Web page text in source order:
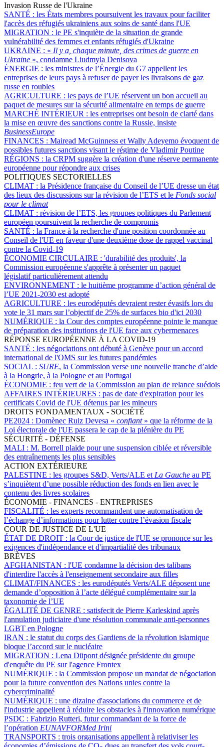
Invasion Russe de l'Ukraine
SANTÉ : les États membres poursuivent les travaux pour faciliter
l'accès des réfugiés ukrainiens aux soins de santé dans l'UE
MIGRATION : le PE s'inquiète de la situation de grande
vulnérabilité des femmes et enfants réfugiés d'Ukraine
UKRAINE : « Il y a, chaque minute, des crimes de guerre en
Ukraine », condamne Liudmyla Denisova
ÉNERGIE : les ministres de l’Énergie du G7 appellent les
entreprises de leurs pays à refuser de payer les livraisons de gaz
russe en roubles
AGRICULTURE : les pays de l’UE réservent un bon accueil au
paquet de mesures sur la sécurité alimentaire en temps de guerre
MARCHÉ INTÉRIEUR : les entreprises ont besoin de clarté dans
la mise en œuvre des sanctions contre la Russie, insiste
BusinessEurope
FINANCES : Mairead McGuinness et Wally Adeyemo évoquent de
possibles futures sanctions visant le régime de Vladimir Poutine
RÉGIONS : la CRPM suggère la création d'une réserve permanente
européenne pour répondre aux crises
POLITIQUES SECTORIELLES
CLIMAT : la Présidence française du Conseil de l’UE dresse un état
des lieux des discussions sur la révision de l’ETS et le Fonds social
pour le climat
CLIMAT : révision de l’ETS, les groupes politiques du Parlement
européen poursuivent la recherche de compromis
SANTÉ : la France à la recherche d'une position coordonnée au
Conseil de l'UE en faveur d'une deuxième dose de rappel vaccinal
contre la Covid-19
ÉCONOMIE CIRCULAIRE : 'durabilité des produits', la
Commission européenne s'apprête à présenter un paquet
législatif particulièrement attendu
ENVIRONNEMENT : le huitième programme d’action général de
l’UE 2021-2030 est adopté
AGRICULTURE : les eurodéputés devraient rester évasifs lors du
vote le 31 mars sur l’objectif de 25% de surfaces bio d'ici 2030
NUMÉRIQUE : la Cour des comptes européenne pointe le manque
de préparation des institutions de l'UE face aux cybermenaces
RÉPONSE EUROPÉENNE À LA COVID-19
SANTÉ : les négociations ont débuté à Genève pour un accord
international de l'OMS sur les futures pandémies
SOCIAL : SURE, la Commission verse une nouvelle tranche d’aide
à la Hongrie, à la Pologne et au Portugal
ÉCONOMIE : feu vert de la Commission au plan de relance suédois
AFFAIRES INTÉRIEURES : pas de date d'expiration pour les
certificats Covid de l'UE détenus par les mineurs
DROITS FONDAMENTAUX - SOCIÉTÉ
PE2024 : Domènec Ruiz Devesa « confiant » que la réforme de la
Loi électorale de l'UE passera le cap de la plénière du PE
SÉCURITÉ - DÉFENSE
MALI : M. Borrell plaide pour une suspension ciblée et réversible
des entraînements les plus sensibles
ACTION EXTÉRIEURE
PALESTINE : les groupes S&D, Verts/ALE et La Gauche au PE
s’inquiètent d’une possible réduction des fonds en lien avec le
contenu des livres scolaires
ÉCONOMIE - FINANCES - ENTREPRISES
FISCALITÉ : les experts recommandent une automatisation de
l’échange d’informations pour lutter contre l’évasion fiscale
COUR DE JUSTICE DE L'UE
ÉTAT DE DROIT : la Cour de justice de l'UE se prononce sur les
exigences d'indépendance et d'impartialité des tribunaux
BRÈVES
AFGHANISTAN : l'UE condamne la décision des talibans
d'interdire l'accès à l'enseignement secondaire aux filles
CLIMAT/FINANCES : les eurodéputés Verts/ALE déposent une
demande d’opposition à l’acte délégué complémentaire sur la
taxonomie de l’UE
ÉGALITÉ DE GENRE : satisfecit de Pierre Karleskind après
l'annulation judiciaire d'une résolution communale anti-personnes
LGBT en Pologne
IRAN : le statut du corps des Gardiens de la révolution islamique
bloque l’accord sur le nucléaire
MIGRATION : Lena Düpont désignée présidente du groupe
d'enquête du PE sur l'agence Frontex
NUMÉRIQUE : la Commission propose un mandat de négociation
pour la future convention des Nations unies contre la
cybercriminalité
NUMÉRIQUE : une dizaine d'associations du commerce et de
l'industrie appellent à réduire les obstacles à l'innovation numérique
PSDC : Fabrizio Rutteri, futur commandant de la force de
l’opération EUNAVFORMed Irini
TRANSPORTS : trois organisations appellent à relativiser les